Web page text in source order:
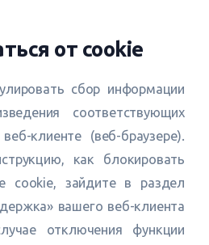
от cookie
сбор информации
соответствующих
клиенте (веб-браузере).
как блокировать
cookie, зайдите в раздел
вашего веб-клиента
отключения функции